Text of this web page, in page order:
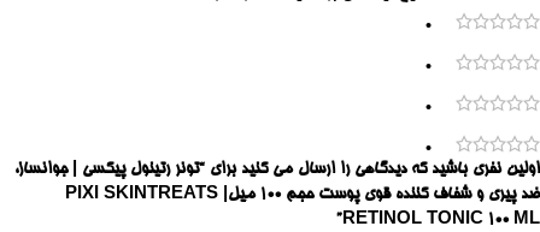
0
0
0
0
اولین نفری باشید که دیدگاهی را ارسال می کنید برای “تونر رتینول پیکسی | جوانساز،
ضد پیری و شفاف کننده قوی پوست حجم ۱۰۰ میل| PIXI SKINTREATS
RETINOL TONIC 100 ML”